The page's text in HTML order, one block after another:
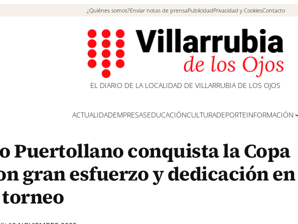
¿Quiénes somos?Enviar notas de prensaPublicidadPrivacidad y CookiesContacto
EL DIARIO DE LA LOCALIDAD DE VILLARRUBIA DE LOS OJOS
ACTUALIDADEMPRESASEDUCACIÓNCULTURADEPORTEINFORMACIÓN
Puertollano conquista la Copa
gran esfuerzo y dedicación